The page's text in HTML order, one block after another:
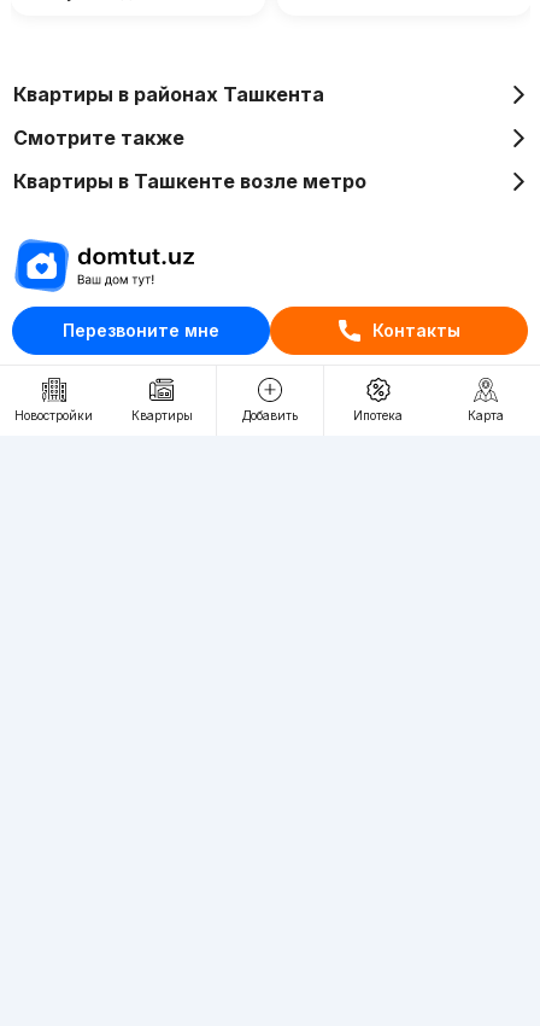
Перезвоните мне Контакты
Новостройки Квартиры Добавить Ипотека Карта
Квартиры в районах Ташкента
Смотрите также
Квартиры в Ташкенте возле метро
Отдел рекламы
+998 (78) 113-20-86
+998 (93) 390-30-10